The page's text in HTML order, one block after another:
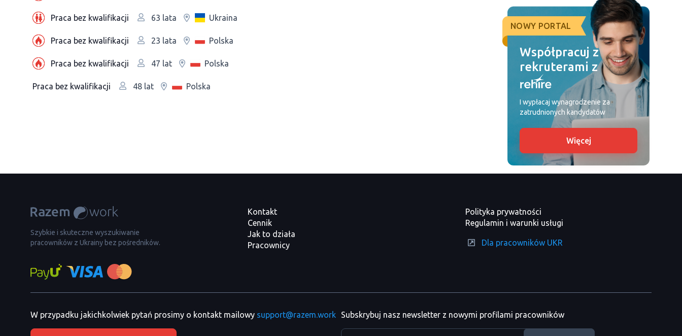
Praca bez kwalifikacji 63 lata Ukraina
Praca bez kwalifikacji 23 lata Polska
Praca bez kwalifikacji 47 lat Polska
Praca bez kwalifikacji 48 lat Polska
NOWY PORTAL
Współpracuj z
rekruterami z
I wypłacaj wynagrodzenie za
zatrudnionych kandydatów
Więcej
Szybkie i skuteczne wyszukiwanie
pracowników z Ukrainy bez pośredników.
Kontakt
Cennik
Jak to działa
Pracownicy
Polityka prywatności
Regulamin i warunki usługi
Dla pracowników UKR
W przypadku jakichkolwiek pytań prosimy o kontakt mailowy support@razem.work Subskrybuj nasz newsletter z nowymi profilami pracowników